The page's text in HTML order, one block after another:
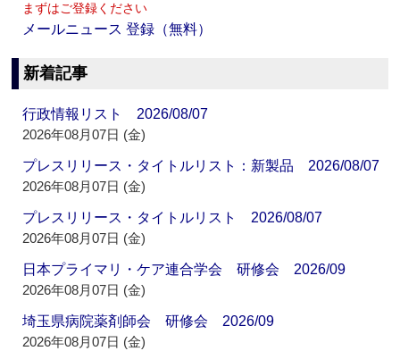
まずはご登録ください
メールニュース 登録（無料）
新着記事
行政情報リスト 2026/08/07
2026年08月07日 (金)
プレスリリース・タイトルリスト：新製品 2026/08/07
2026年08月07日 (金)
プレスリリース・タイトルリスト 2026/08/07
2026年08月07日 (金)
日本プライマリ・ケア連合学会 研修会 2026/09
2026年08月07日 (金)
埼玉県病院薬剤師会 研修会 2026/09
2026年08月07日 (金)